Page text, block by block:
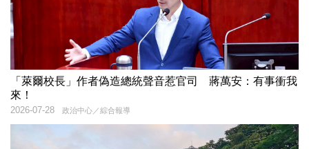
「萊爾校長」作者偽造總統聲音惹官司 蔣萬安：有事衝我
來！
政治中心／綜合報導
2026-07-28